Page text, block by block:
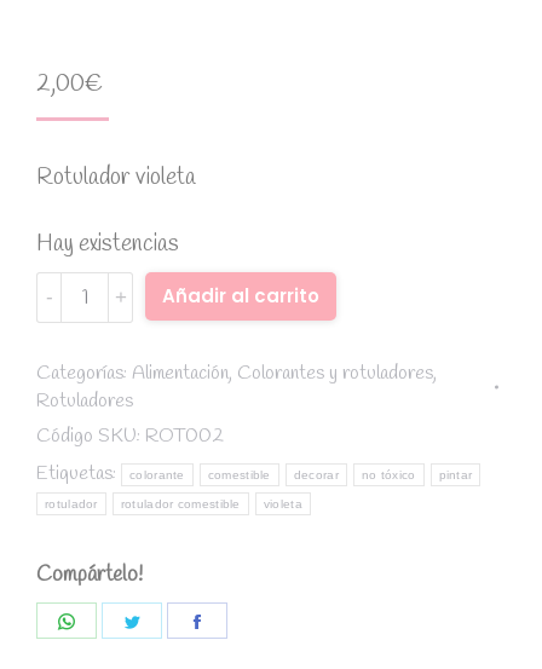
2,00€
Rotulador violeta
Hay existencias
Rotulador
comestible
fina
Violeta
quantity
Añadir al carrito
Categorías: Alimentación, Colorantes y rotuladores,
Rotuladores
Código SKU: ROT002
Etiquetas:
colorante comestible decorar no tóxico pintar
rotulador rotulador comestible violeta
Compártelo!